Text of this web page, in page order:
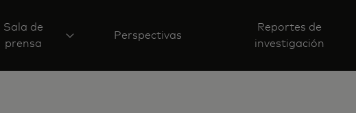
Sala de
prensa
Perspectivas
Reportes de
investigación